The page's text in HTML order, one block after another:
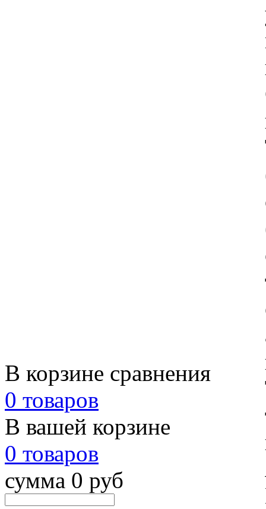
В корзине сравнения
0 товаров
В вашей корзине
0 товаров
сумма 0 руб